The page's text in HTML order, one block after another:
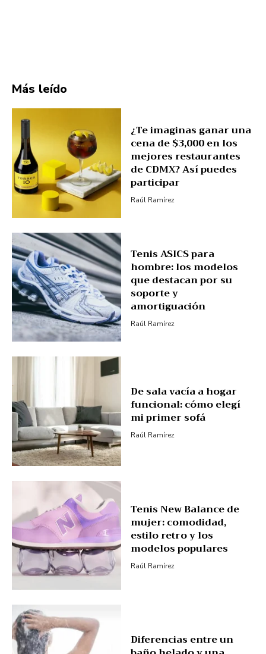
Más leído
¿Te imaginas ganar una
cena de $3,000 en los
mejores restaurantes
de CDMX? Así puedes
participar
Raúl Ramírez
Tenis ASICS para
hombre: los modelos
que destacan por su
soporte y
amortiguación
Raúl Ramírez
De sala vacía a hogar
funcional: cómo elegí
mi primer sofá
Raúl Ramírez
Tenis New Balance de
mujer: comodidad,
estilo retro y los
modelos populares
Raúl Ramírez
Diferencias entre un